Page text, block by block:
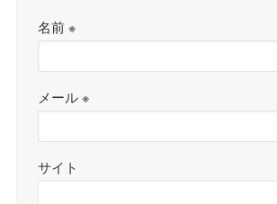
名前※
メール※
サイト